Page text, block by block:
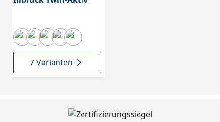
7 Varianten